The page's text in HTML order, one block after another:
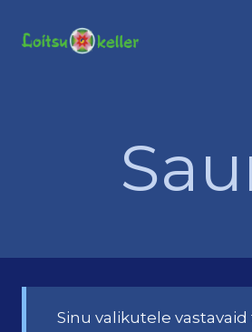
Sinu valikutele